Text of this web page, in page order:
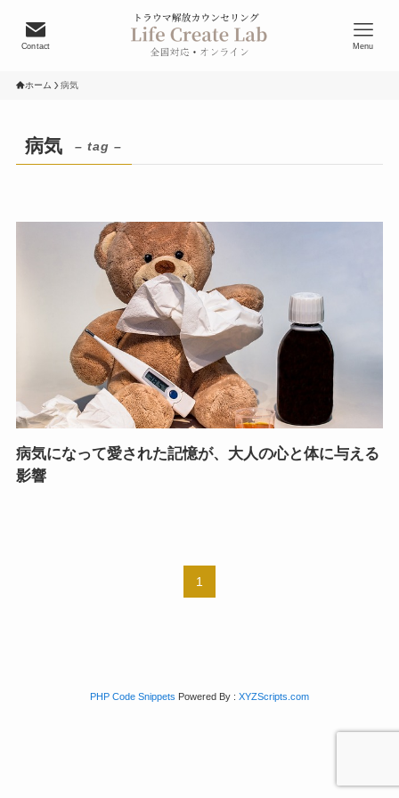
Contact Menu
ホーム 病気
病気 – tag –
病気になって愛された記憶が、大人の心と体に与える
影響
1
PHP Code Snippets Powered By : XYZScripts.com